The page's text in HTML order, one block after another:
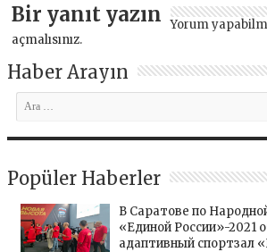
Bir yanıt yazın Yorum
açmalısınız.
Haber Arayın
Popüler Haberler
В Саратове по
«Единой России»-2021
адаптивный спортзал